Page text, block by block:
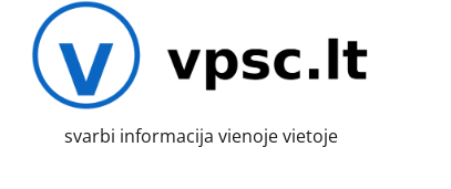
svarbi informacija vienoje vietoje